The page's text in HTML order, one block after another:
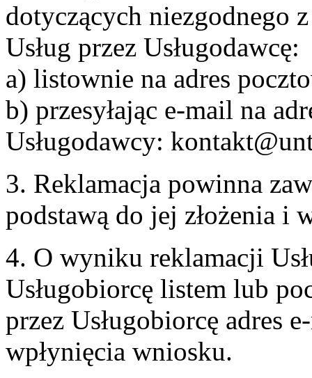
dotyczących niezgodnego
Usług przez Usługodawcę:
a) listownie na adres
b) przesyłając e-mail na
Usługodawcy:
3. Reklamacja powinna
podstawą do jej złożenia i
4. O wyniku reklamacji
Usługobiorcę listem lub
przez Usługobiorcę adres
wpłynięcia wniosku.